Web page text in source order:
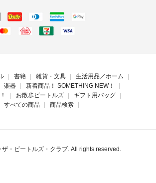
書籍 雑貨・文具
生活用品／ホーム
楽器
新着商品！ SOMETHING NEW！
お散歩ビートルズ
ギフト用バッグ
すべての商品 商品検索
ザ・ビートルズ・クラブ. All rights reserved.